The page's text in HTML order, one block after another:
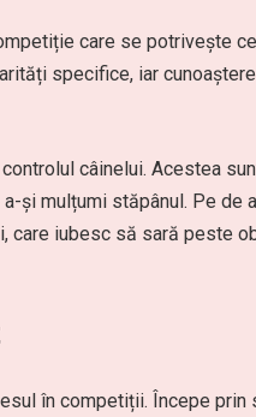
care se potrivește
specifice, iar
câinelui. Acestea
și mulțumi stăpânul. Pe de
care iubesc să sară peste
în competiții. Începe prin